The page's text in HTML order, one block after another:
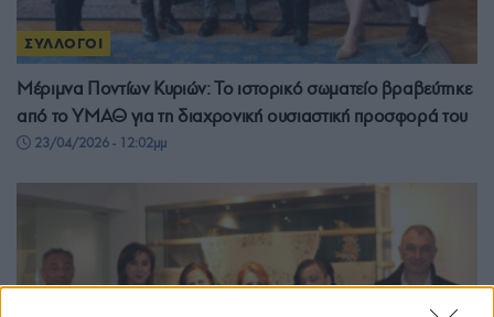
ΣΥΛΛΟΓΟΙ
Μέριμνα Ποντίων Κυριών: Το ιστορικό σωματείο βραβεύτηκε
από το ΥΜΑΘ για τη διαχρονική ουσιαστική προσφορά του
23/04/2026 - 12:02μμ